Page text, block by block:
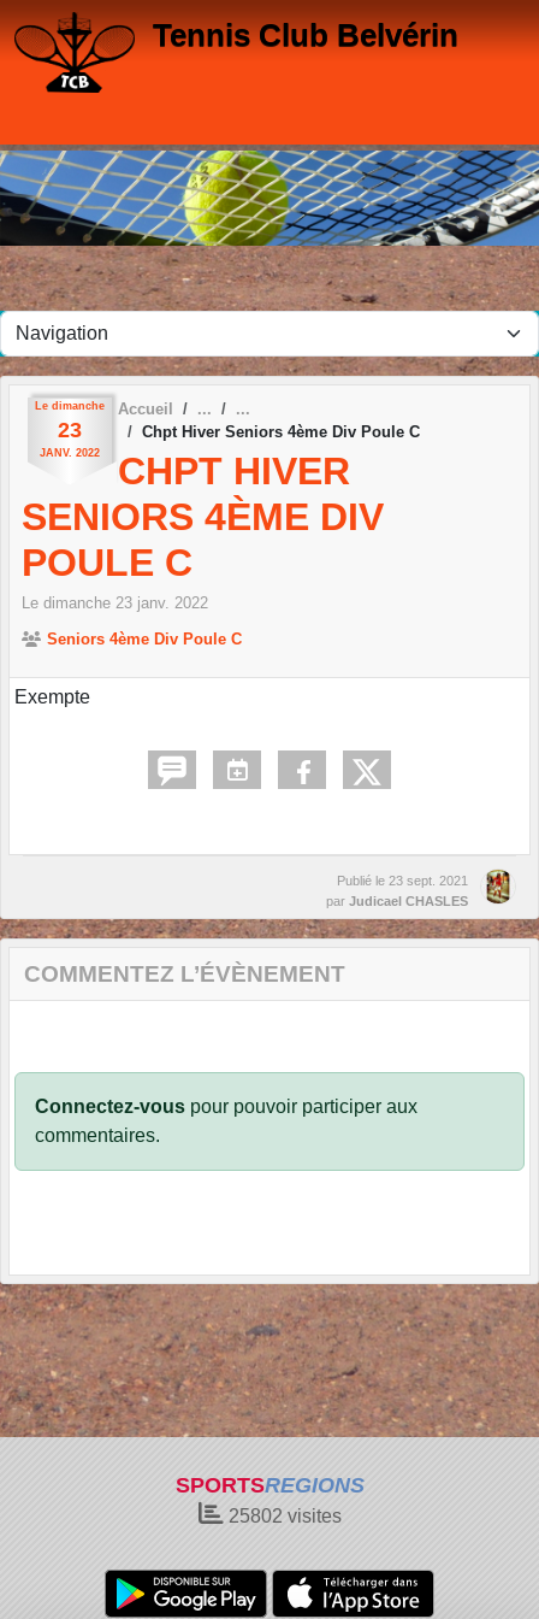
Tennis Club Belvérin
Le dimanche
23
JANV. 2022
Accueil
Chpt Hiver Seniors 4ème Div Poule C
CHPT HIVER
SENIORS 4ÈME DIV
POULE C
Le dimanche 23 janv. 2022
Seniors 4ème Div Poule C
Exempte
Publié le 23 sept. 2021
par Judicael CHASLES
COMMENTEZ L’ÉVÈNEMENT
Connectez-vous pour pouvoir participer aux
commentaires.
SPORTSREGIONS
25802 visites
Panneau de gestion des cookies